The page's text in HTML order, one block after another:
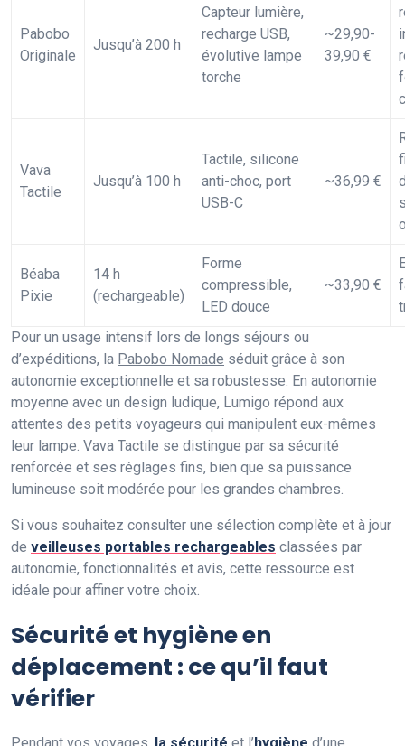
Pabobo
Originale
Jusqu’à 200 h
Capteur lumière,
recharge USB,
évolutive lampe
torche
~29,90-
39,90 €
Vava
Tactile
Jusqu’à 100 h
Tactile, silicone
anti-choc, port
USB-C
~36,99 €
Béaba
Pixie
14 h
(rechargeable)
Forme
compressible,
LED douce
~33,90 €
Pour un usage intensif lors de longs séjours ou
d’expéditions, la Pabobo Nomade séduit grâce à son
autonomie exceptionnelle et sa robustesse. En autonomie
moyenne avec un design ludique, Lumigo répond aux
attentes des petits voyageurs qui manipulent eux-mêmes
leur lampe. Vava Tactile se distingue par sa sécurité
renforcée et ses réglages fins, bien que sa puissance
lumineuse soit modérée pour les grandes chambres.
Si vous souhaitez consulter une sélection complète et à jour
de veilleuses portables rechargeables classées par
autonomie, fonctionnalités et avis, cette ressource est
idéale pour affiner votre choix.
Sécurité et hygiène en
déplacement : ce qu’il faut
vérifier
Pendant vos voyages, la sécurité et l’hygiène d’une